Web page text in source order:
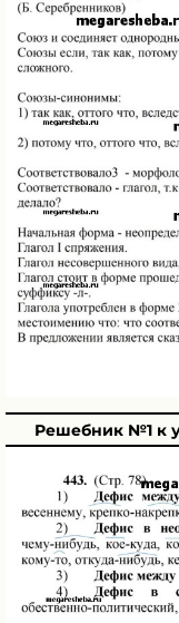
Решебник №1 к